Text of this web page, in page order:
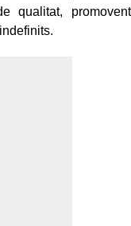
qualitat, promovent